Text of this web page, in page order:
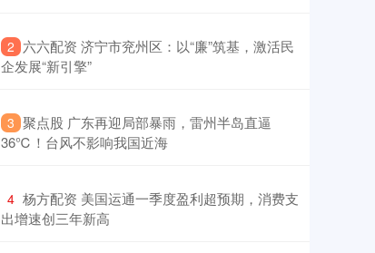
2 ​六六配资 济宁市兖州区：以“廉”筑基，激活民
企发展“新引擎”
3 ​聚点股 广东再迎局部暴雨，雷州半岛直逼
36℃！台风不影响我国近海
4 ​杨方配资 美国运通一季度盈利超预期，消费支
出增速创三年新高